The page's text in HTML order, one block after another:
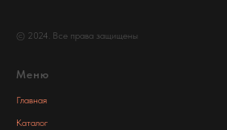
© 2024. Все права защищены
Меню
Главная
Каталог